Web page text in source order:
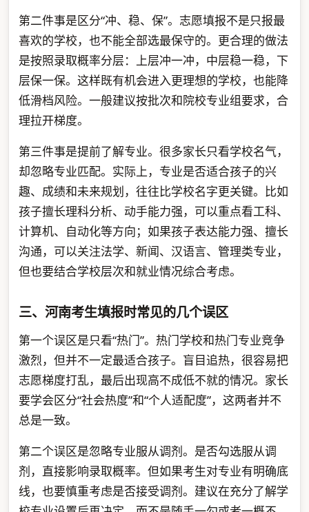
第二件事是区分“冲、稳、保”。志愿填报不是只报最
喜欢的学校，也不能全部选最保守的。更合理的做法
是按照录取概率分层：上层冲一冲，中层稳一稳，下
层保一保。这样既有机会进入更理想的学校，也能降
低滑档风险。一般建议按批次和院校专业组要求，合
理拉开梯度。
第三件事是提前了解专业。很多家长只看学校名气，
却忽略专业匹配。实际上，专业是否适合孩子的兴
趣、成绩和未来规划，往往比学校名字更关键。比如
孩子擅长理科分析、动手能力强，可以重点看工科、
计算机、自动化等方向；如果孩子表达能力强、擅长
沟通，可以关注法学、新闻、汉语言、管理类专业，
但也要结合学校层次和就业情况综合考虑。
三、河南考生填报时常见的几个误区
第一个误区是只看“热门”。热门学校和热门专业竞争
激烈，但并不一定最适合孩子。盲目追热，很容易把
志愿梯度打乱，最后出现高不成低不就的情况。家长
要学会区分“社会热度”和“个人适配度”，这两者并不
总是一致。
第二个误区是忽略专业服从调剂。是否勾选服从调
剂，直接影响录取概率。但如果考生对专业有明确底
线，也要慎重考虑是否接受调剂。建议在充分了解学